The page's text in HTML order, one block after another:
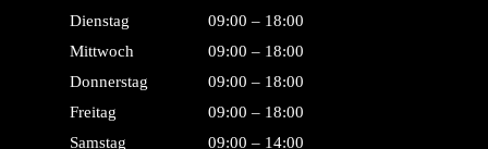
Dienstag
09:00 – 18:00
Mittwoch
09:00 – 18:00
Donnerstag
09:00 – 18:00
Freitag
09:00 – 18:00
Samstag
09:00 – 14:00